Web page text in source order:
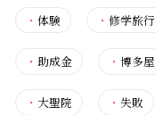
・ 体験 ・修学旅行
・ 助成金 ・博多屋
・ 大聖院 ・失敗